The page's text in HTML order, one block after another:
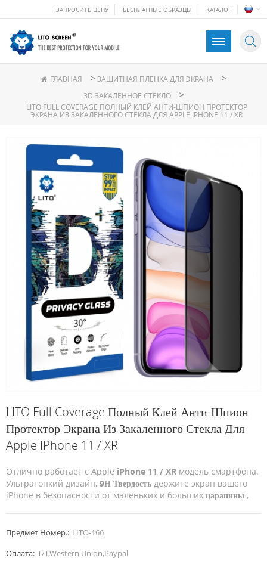
ЗАПРОСИТЬ ЦЕНУ БЕСПЛАТНЫЕ ОБРАЗЦЫ КАТАЛОГ
ГЛАВНАЯ >ЗАЩИТНАЯ ПЛЕНКА ДЛЯ ЭКРАНА >
3D ЗАКАЛЕННОЕ СТЕКЛО >
LITO FULL COVERAGE ПОЛНЫЙ КЛЕЙ АНТИ-ШПИОН ПРОТЕКТОР
ЭКРАНА ИЗ ЗАКАЛЕННОГО СТЕКЛА ДЛЯ APPLE IPHONE 11 / XR
LITO Full Coverage Полный Клей Анти-Шпион
Протектор Экрана Из Закаленного Стекла Для
Apple IPhone 11 / XR
Отлично работает с Apple iPhone 11 / XR модель смартфона.
Ультратонкий дизайн, 9Н Твердость держите экран вашего
iPhone в безопасности от маленьких и больших царапины ,
Предмет Номер.: LITO-166
Оплата: T/T,Western Union,Paypal